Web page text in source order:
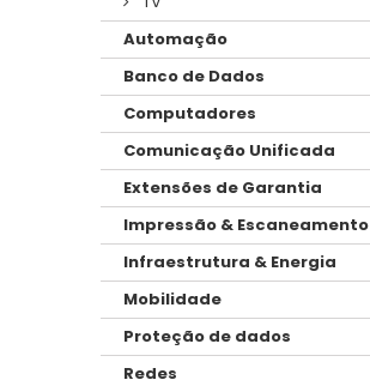
Automação
Banco de Dados
Computadores
Comunicação Unificada
Extensões de Garantia
Impressão & Escaneamento
Infraestrutura & Energia
Mobilidade
Proteção de dados
Redes